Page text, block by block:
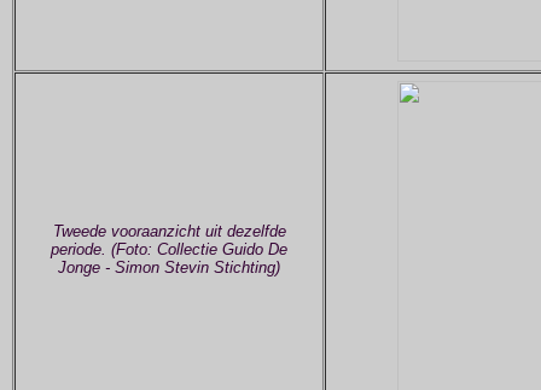
Tweede vooraanzicht uit dezelfde
periode. (Foto: Collectie Guido De
Jonge - Simon Stevin Stichting)